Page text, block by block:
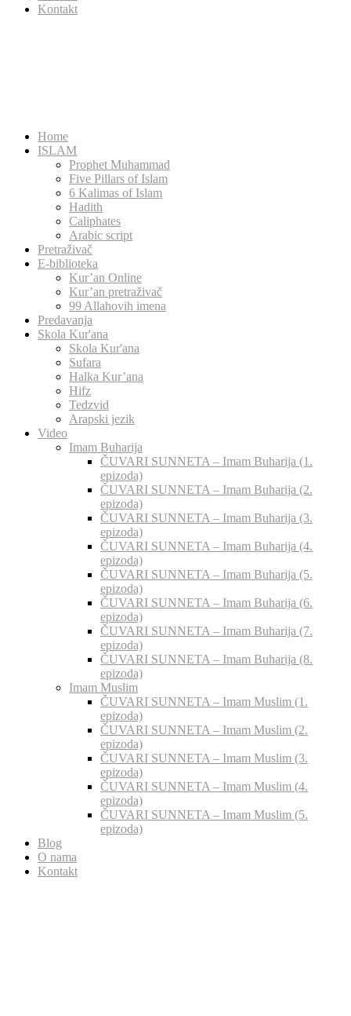
Kontakt
Home
ISLAM
Prophet Muhammad
Five Pillars of Islam
6 Kalimas of Islam
Hadith
Caliphates
Arabic script
Pretraživač
E-biblioteka
Kur’an Online
Kur’an pretraživač
99 Allahovih imena
Predavanja
Skola Kur'ana
Skola Kur'ana
Sufara
Halka Kur’ana
Hifz
Tedzvid
Arapski jezik
Video
Imam Buharija
ČUVARI SUNNETA – Imam Buharija (1.
epizoda)
ČUVARI SUNNETA – Imam Buharija (2.
epizoda)
ČUVARI SUNNETA – Imam Buharija (3.
epizoda)
ČUVARI SUNNETA – Imam Buharija (4.
epizoda)
ČUVARI SUNNETA – Imam Buharija (5.
epizoda)
ČUVARI SUNNETA – Imam Buharija (6.
epizoda)
ČUVARI SUNNETA – Imam Buharija (7.
epizoda)
ČUVARI SUNNETA – Imam Buharija (8.
epizoda)
Imam Muslim
ČUVARI SUNNETA – Imam Muslim (1.
epizoda)
ČUVARI SUNNETA – Imam Muslim (2.
epizoda)
ČUVARI SUNNETA – Imam Muslim (3.
epizoda)
ČUVARI SUNNETA – Imam Muslim (4.
epizoda)
ČUVARI SUNNETA – Imam Muslim (5.
epizoda)
Blog
O nama
Kontakt